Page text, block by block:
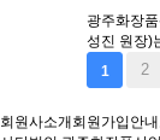
광주화장
성진 원장)
1
2
회원사소개 회원가입안내